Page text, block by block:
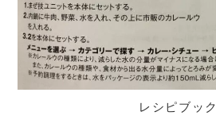
レシピブック